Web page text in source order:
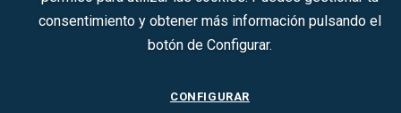
consentimiento y obtener más información pulsando el
botón de Configurar.
CONFIGURAR